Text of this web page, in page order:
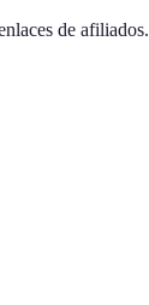
de afiliados.